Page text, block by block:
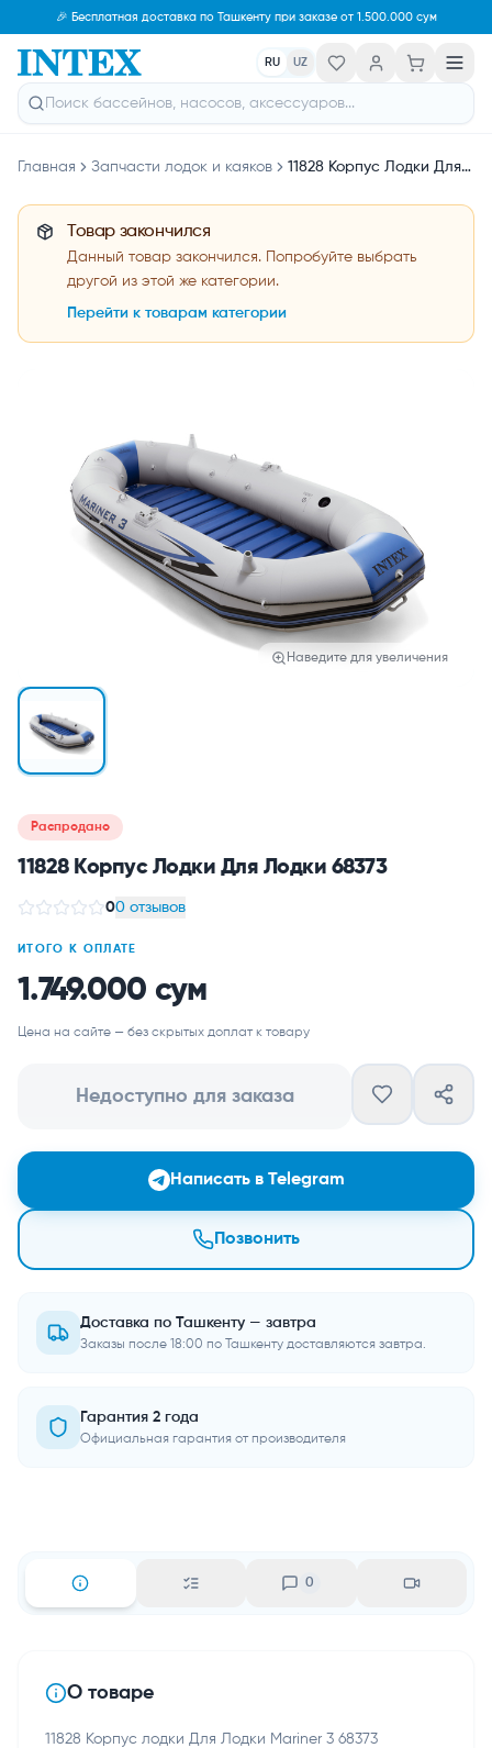
🎉 Бесплатная доставка по Ташкенту при заказе от 1.500.000 сум
RU UZ
Главная Запчасти лодок и каяков 11828 Корпус Лодки Для Лодки 68373
Товар закончился
Данный товар закончился. Попробуйте выбрать
другой из этой же категории.
Перейти к товарам категории
Наведите для увеличения
Распродано
11828 Корпус Лодки Для Лодки 68373
00 отзывов
ИТОГО К ОПЛАТЕ
1.749.000 сум
Цена на сайте — без скрытых доплат к товару
Недоступно для заказа
Написать в Telegram
Позвонить
Доставка по Ташкенту — завтра
Заказы после 18:00 по Ташкенту доставляются завтра.
Гарантия 2 года
Официальная гарантия от производителя
0
О товаре
11828 Корпус лодки Для Лодки Mariner 3 68373